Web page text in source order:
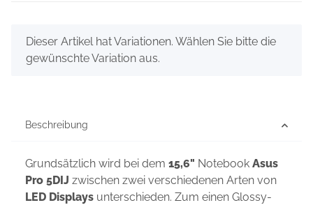
x
Dieser Artikel hat Variationen. Wählen Sie bitte die
gewünschte Variation aus.
Beschreibung
Grundsätzlich wird bei dem 15,6" Notebook Asus
Pro 5DIJ zwischen zwei verschiedenen Arten von
LED Displays unterschieden. Zum einen Glossy-